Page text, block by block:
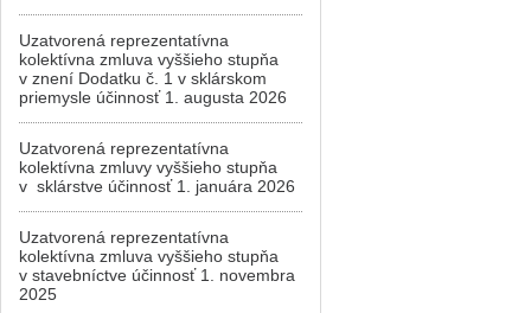
Uzatvorená reprezentatívna
kolektívna zmluva vyššieho stupňa
v znení Dodatku č. 1 v sklárskom
priemysle účinnosť 1. augusta 2026
Uzatvorená reprezentatívna
kolektívna zmluvy vyššieho stupňa
v sklárstve účinnosť 1. januára 2026
Uzatvorená reprezentatívna
kolektívna zmluva vyššieho stupňa
v stavebníctve účinnosť 1. novembra
2025